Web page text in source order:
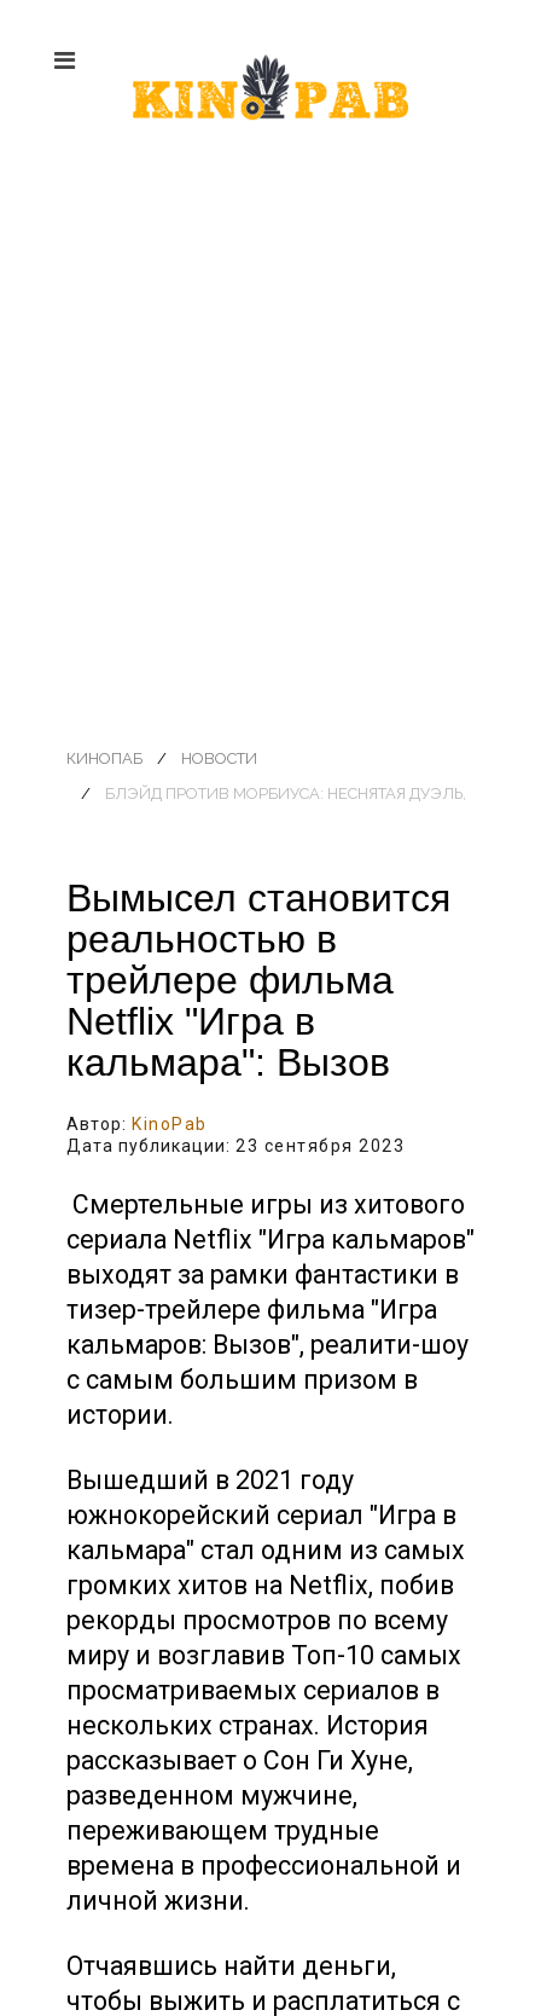
КИНОПАБ
НОВОСТИ
БЛЭЙД ПРОТИВ МОРБИУСА: НЕСНЯТАЯ ДУЭЛЬ,
Вымысел становится
реальностью в
трейлере фильма
Netflix "Игра в
кальмара": Вызов
Автор: KinoPab
Дата публикации: 23 сентября 2023
Смертельные игры из хитового
сериала Netflix "Игра кальмаров"
выходят за рамки фантастики в
тизер-трейлере фильма "Игра
кальмаров: Вызов", реалити-шоу
с самым большим призом в
истории.
Вышедший в 2021 году
южнокорейский сериал "Игра в
кальмара" стал одним из самых
громких хитов на Netflix, побив
рекорды просмотров по всему
миру и возглавив Топ-10 самых
просматриваемых сериалов в
нескольких странах. История
рассказывает о Сон Ги Хуне,
разведенном мужчине,
переживающем трудные
времена в профессиональной и
личной жизни.
Отчаявшись найти деньги,
чтобы выжить и расплатиться с